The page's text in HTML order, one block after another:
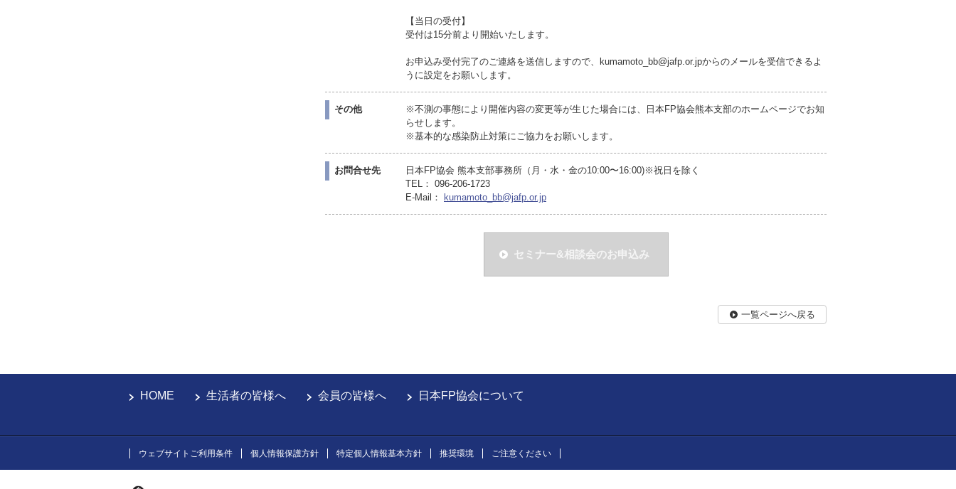
【当日の受付】
受付は15分前より開始いたします。
お申込み受付完了のご連絡を送信しますので、kumamoto_bb@jafp.or.jpからのメールを受信できるよ
うに設定をお願いします。
その他
※不測の事態により開催内容の変更等が生じた場合には、日本FP協会熊本支部のホームページでお知
らせします。
※基本的な感染防止対策にご協力をお願いします。
お問合せ先
日本FP協会 熊本支部事務所（月・水・金の10:00〜16:00)※祝日を除く
TEL： 096-206-1723
E-Mail：
kumamoto_bb@jafp.or.jp
セミナー&相談会のお申込み
一覧ページへ戻る
HOME 生活者の皆様へ 会員の皆様へ 日本FP協会について
ウェブサイトご利用条件 個人情報保護方針 特定個人情報基本方針 推奨環境 ご注意ください